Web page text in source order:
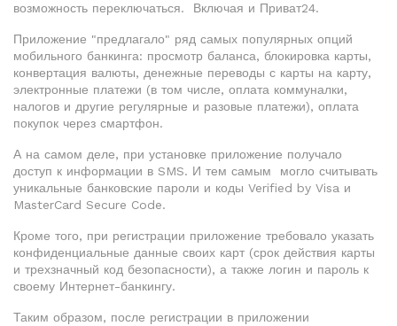
возможность переключаться. Включая и Приват24.
Приложение "предлагало" ряд самых популярных опций
мобильного банкинга: просмотр баланса, блокировка карты,
конвертация валюты, денежные переводы с карты на карту,
электронные платежи (в том числе, оплата коммуналки,
налогов и другие регулярные и разовые платежи), оплата
покупок через смартфон.
А на самом деле, при установке приложение получало
доступ к информации в SMS. И тем самым могло считывать
уникальные банковские пароли и коды Verified by Visa и
MasterCard Secure Code.
Кроме того, при регистрации приложение требовало указать
конфиденциальные данные своих карт (срок действия карты
и трехзначный код безопасности), а также логин и пароль к
своему Интернет-банкингу.
Таким образом, после регистрации в приложении